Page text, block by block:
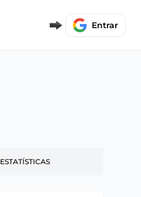
Entrar
ESTATÍSTICAS